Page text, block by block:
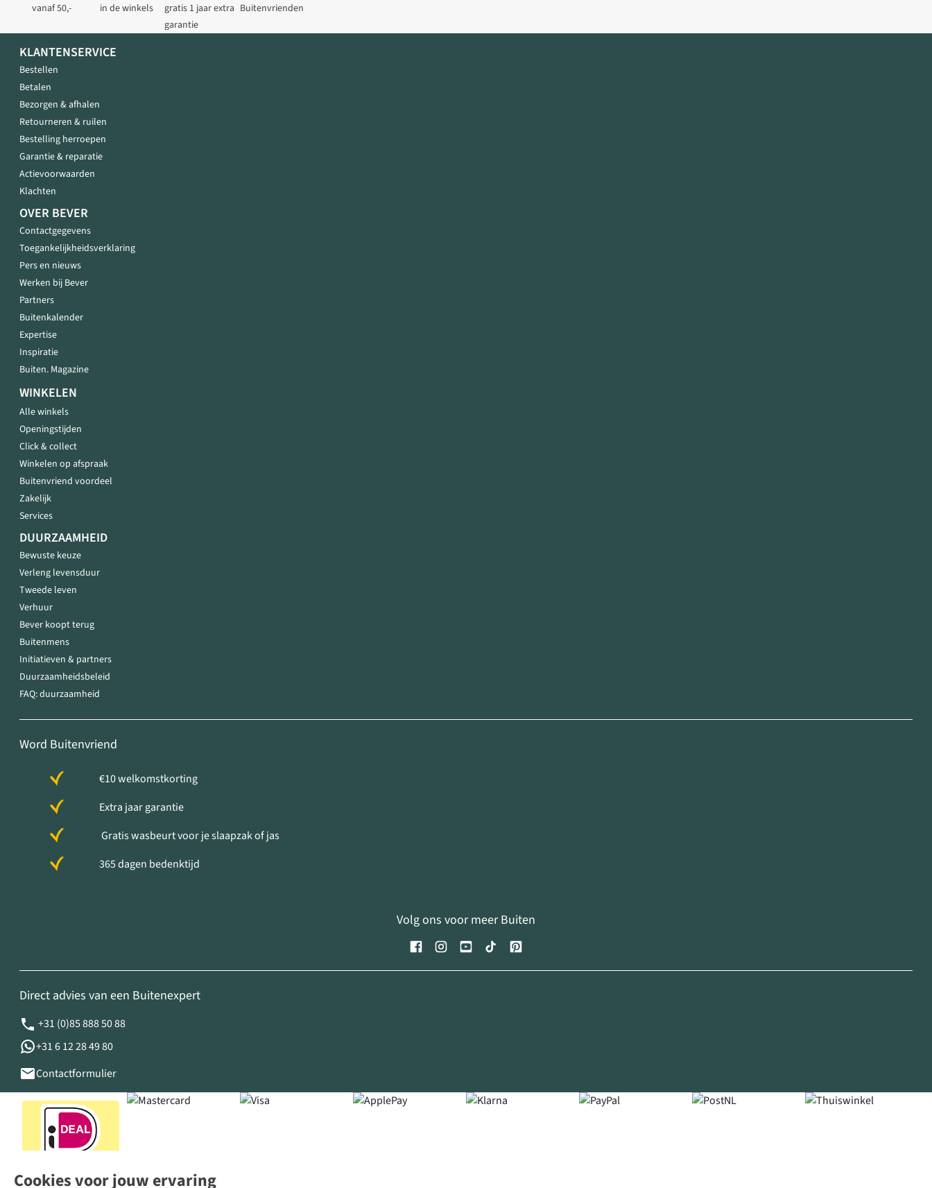
Cookies voor jouw ervaring
vanaf 50,-
in de winkels
gratis 1 jaar extra
garantie
Buitenvrienden
KLANTENSERVICE
Bestellen
Betalen
Bezorgen & afhalen
Retourneren & ruilen
Bestelling herroepen
Garantie & reparatie
Actievoorwaarden
Klachten
OVER BEVER
Contactgegevens
Toegankelijkheidsverklaring
Pers en nieuws
Werken bij Bever
Partners
Buitenkalender
Expertise
Inspiratie
Buiten. Magazine
WINKELEN
Alle winkels
Openingstijden
Click & collect
Winkelen op afspraak
Buitenvriend voordeel
Zakelijk
Services
DUURZAAMHEID
Bewuste keuze
Verleng levensduur
Tweede leven
Verhuur
Bever koopt terug
Buitenmens
Initiatieven & partners
Duurzaamheidsbeleid
FAQ: duurzaamheid
Word Buitenvriend
€10 welkomstkorting
Extra jaar garantie
Gratis wasbeurt voor je slaapzak of jas
365 dagen bedenktijd
Volg ons voor meer Buiten
Direct advies van een Buitenexpert
+31 (0)85 888 50 88
+31 6 12 28 49 80
Contactformulier